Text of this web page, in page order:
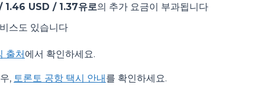
1.46 USD / 1.37유로의 추가 요금이 부과됩니다
스도 있습니다
출처에서 확인하세요.
, 토론토 공항 택시 안내를 확인하세요.